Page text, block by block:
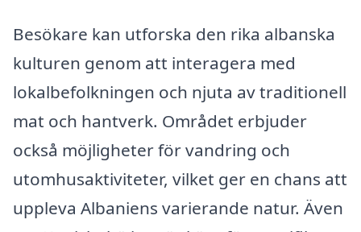
Besökare kan utforska den rika albanska
kulturen genom att interagera med
lokalbefolkningen och njuta av traditionell
mat och hantverk. Området erbjuder
också möjligheter för vandring och
utomhusaktiviteter, vilket ger en chans att
uppleva Albaniens varierande natur. Även